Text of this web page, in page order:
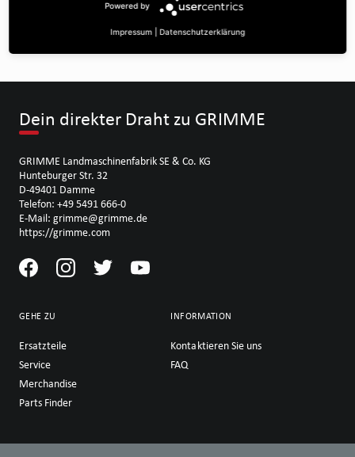
KEILRIEMENSCHEIBE DREIFACH | Rillenbreite A: 22 |
AußenØ B: 210 | BohrungsØ C: 64 | Breite D: 85 |
Dein direkter Draht zu GRIMME
GRIMME Landmaschinenfabrik SE & Co. KG
Hunteburger Str. 32
D-49401 Damme
Telefon: +49 5491 666-0
E-Mail: grimme@grimme.de
https://grimme.com
GEHE ZU
Ersatzteile
Service
Merchandise
Parts Finder
INFORMATION
Kontaktieren Sie uns
FAQ
Powered by
Impressum Datenschutzerklärung